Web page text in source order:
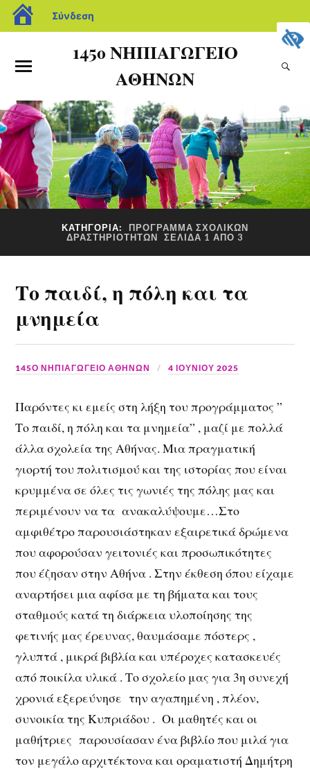
Σύνδεση
145ο ΝΗΠΙΑΓΩΓΕΙΟ
ΑΘΗΝΩΝ
ΚΑΤΗΓΟΡΊΑ:
ΠΡΌΓΡΑΜΜΑ ΣΧΟΛΙΚΏΝ
ΔΡΑΣΤΗΡΙΟΤΉΤΩΝ
ΣΕΛΊΔΑ 1 ΑΠΌ 3
Το παιδί, η πόλη και τα
μνημεία
145Ο ΝΗΠΙΑΓΩΓΕΙΟ ΑΘΗΝΩΝ 4 ΙΟΥΝΊΟΥ 2025
Παρόντες κι εμείς στη λήξη του προγράμματος ”
Το παιδί, η πόλη και τα μνημεία” , μαζί με πολλά
άλλα σχολεία της Αθήνας. Μια πραγματική
γιορτή του πολιτισμού και της ιστορίας που είναι
κρυμμένα σε όλες τις γωνιές της πόλης μας και
περιμένουν να τα ανακαλύψουμε…Στο
αμφιθέτρο παρουσιάστηκαν εξαιρετικά δρώμενα
που αφορούσαν γειτονιές και προσωπικότητες
που έζησαν στην Αθήνα . Στην έκθεση όπου είχαμε
αναρτήσει μια αφίσα με τη βήματα και τους
σταθμούς κατά τη διάρκεια υλοποίησης της
φετινής μας έρευνας, θαυμάσαμε πόστερς ,
γλυπτά , μικρά βιβλία και υπέροχες κατασκευές
από ποικίλα υλικά . Το σχολείο μας για 3η συνεχή
χρονιά εξερεύνησε την αγαπημένη , πλέον,
συνοικία της Κυπριάδου . Οι μαθητές και οι
μαθήτριες παρουσίασαν ένα βιβλίο που μιλά για
τον μεγάλο αρχιτέκτονα και οραματιστή Δημήτρη